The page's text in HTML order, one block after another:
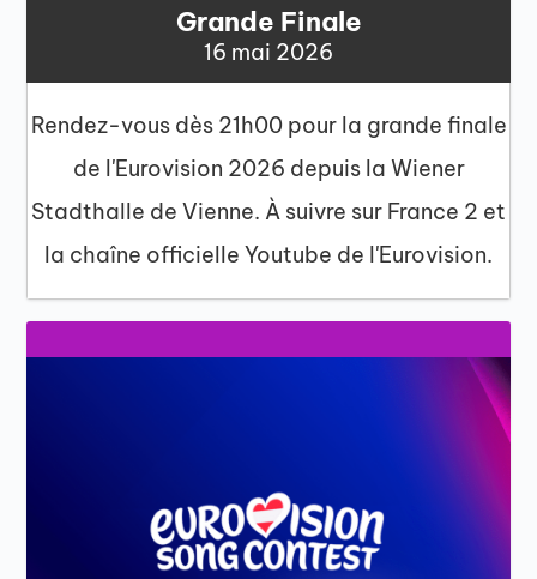
Grande Finale
16 mai 2026
Rendez-vous dès 21h00 pour la grande finale
de l'Eurovision 2026 depuis la Wiener
Stadthalle de Vienne. À suivre sur France 2 et
la chaîne officielle Youtube de l'Eurovision.